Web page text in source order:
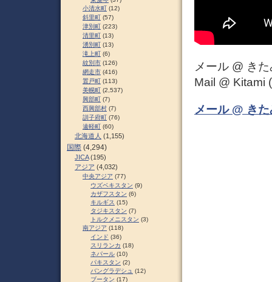
メール @ き
Mail @ Kitami
メール @ き
小清水町 (12)
斜里町 (57)
津別町 (223)
清里町 (13)
湧別町 (13)
滝上町 (6)
紋別市 (126)
網走市 (416)
置戸町 (113)
美幌町 (2,537)
興部町 (7)
西興部村 (7)
訓子府町 (76)
遠軽町 (60)
北海道人 (1,155)
国際 (4,294)
JICA(195)
アジア (4,032)
中央アジア (77)
ウズベキスタン (9)
カザフスタン (6)
キルギス (15)
タジキスタン (7)
トルクメニスタン (3)
南アジア (118)
インド (36)
スリランカ (18)
ネパール (10)
パキスタン (2)
バングラデシュ (12)
ブータン (17)